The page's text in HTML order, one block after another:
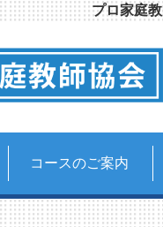
プロ家庭
コースのご案内